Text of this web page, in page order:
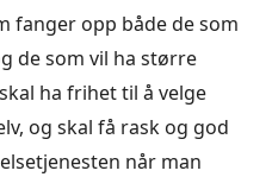
fanger opp både de som
de som vil ha større
ha frihet til å velge
og skal få rask og god
når man